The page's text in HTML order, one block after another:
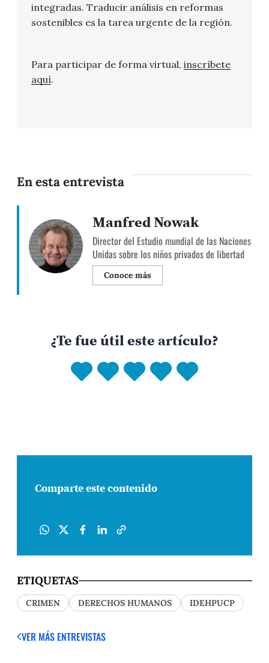
integradas. Traducir análisis en reformas
sostenibles es la tarea urgente de la región.
Para participar de forma virtual, inscríbete
aquí.
En esta entrevista
Manfred Nowak
Director del Estudio mundial de las Naciones
Unidas sobre los niños privados de libertad
Conoce más
¿Te fue útil este artículo?
Comparte este contenido
ETIQUETAS
CRIMEN DERECHOS HUMANOS IDEHPUCP
VER MÁS ENTREVISTAS